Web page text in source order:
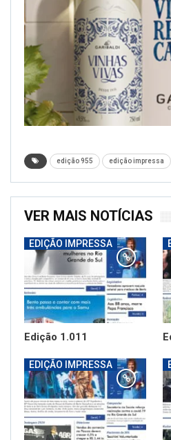
edição 955 edição impressa
VER MAIS NOTÍCIAS
EDIÇÃO IMPRESSA
Edição 1.011
EDIÇÃO IMPRESSA